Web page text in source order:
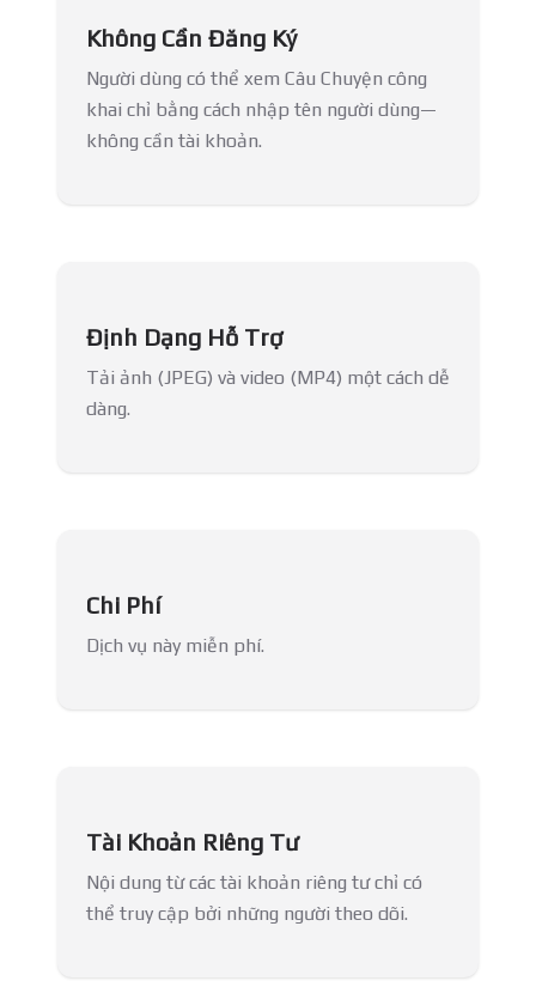
Không Cần Đăng Ký
Người dùng có thể xem Câu Chuyện công
khai chỉ bằng cách nhập tên người dùng—
không cần tài khoản.
Định Dạng Hỗ Trợ
Tải ảnh (JPEG) và video (MP4) một cách dễ
dàng.
Chi Phí
Dịch vụ này miễn phí.
Tài Khoản Riêng Tư
Nội dung từ các tài khoản riêng tư chỉ có
thể truy cập bởi những người theo dõi.